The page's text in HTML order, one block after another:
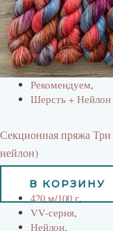
Рекомендуем,
Шерсть + Нейлон
Секционная пряжа
нейлон)
900руб
В КОРЗИНУ
420 м/100 г,
VV-серия,
Нейлон,